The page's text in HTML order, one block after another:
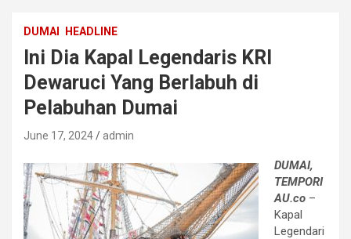
DUMAI HEADLINE
Ini Dia Kapal Legendaris KRI
Dewaruci Yang Berlabuh di
Pelabuhan Dumai
June 17, 2024 admin
DUMAI,
TEMPORI
AU.co –
Kapal
Legendari